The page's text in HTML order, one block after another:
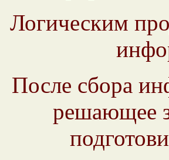
Логическим
После сбора
решающее